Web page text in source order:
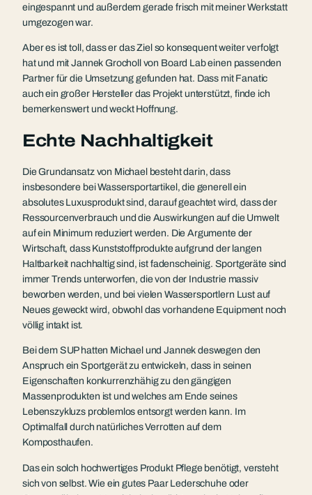
eingespannt und außerdem gerade frisch mit meiner Werkstatt
umgezogen war.
Aber es ist toll, dass er das Ziel so konsequent weiter verfolgt
hat und mit Jannek Grocholl von Board Lab einen passenden
Partner für die Umsetzung gefunden hat. Dass mit Fanatic
auch ein großer Hersteller das Projekt unterstützt, finde ich
bemerkenswert und weckt Hoffnung.
Echte Nachhaltigkeit
Die Grundansatz von Michael besteht darin, dass
insbesondere bei Wassersportartikel, die generell ein
absolutes Luxusprodukt sind, darauf geachtet wird, dass der
Ressourcenverbrauch und die Auswirkungen auf die Umwelt
auf ein Minimum reduziert werden. Die Argumente der
Wirtschaft, dass Kunststoffprodukte aufgrund der langen
Haltbarkeit nachhaltig sind, ist fadenscheinig. Sportgeräte sind
immer Trends unterworfen, die von der Industrie massiv
beworben werden, und bei vielen Wassersportlern Lust auf
Neues geweckt wird, obwohl das vorhandene Equipment noch
völlig intakt ist.
Bei dem SUP hatten Michael und Jannek deswegen den
Anspruch ein Sportgerät zu entwickeln, dass in seinen
Eigenschaften konkurrenzhähig zu den gängigen
Massenprodukten ist und welches am Ende seines
Lebenszykluzs problemlos entsorgt werden kann. Im
Optimalfall durch natürliches Verrotten auf dem
Komposthaufen.
Das ein solch hochwertiges Produkt Pflege benötigt, versteht
sich von selbst. Wie ein gutes Paar Lederschuhe oder